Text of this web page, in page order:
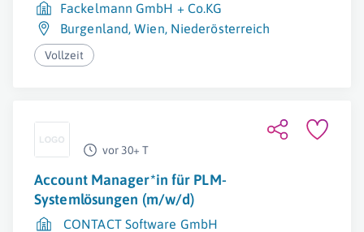
Fackelmann GmbH + Co.KG
Burgenland,Wien, Niederösterreich
Vollzeit
vor 30+ T
Account Manager*in für PLM-
Systemlösungen (m/w/d)
CONTACT Software GmbH